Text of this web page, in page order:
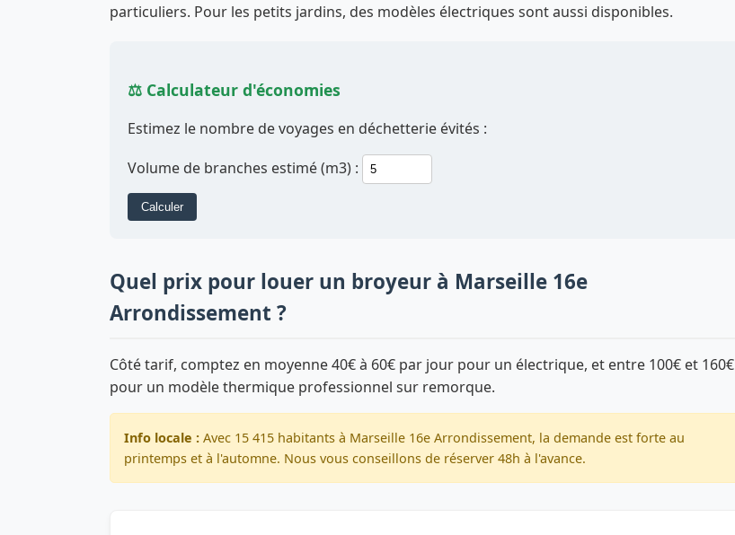
particuliers. Pour les petits jardins, des modèles électriques sont aussi disponibles.
⚖️ Calculateur d'économies
Estimez le nombre de voyages en déchetterie évités :
Volume de branches estimé (m3) :
Calculer
Quel prix pour louer un broyeur à Marseille 16e
Arrondissement ?
Côté tarif, comptez en moyenne 40€ à 60€ par jour pour un électrique, et entre 100€ et 160€
pour un modèle thermique professionnel sur remorque.
Info locale : Avec 15 415 habitants à Marseille 16e Arrondissement, la demande est forte au
printemps et à l'automne. Nous vous conseillons de réserver 48h à l'avance.